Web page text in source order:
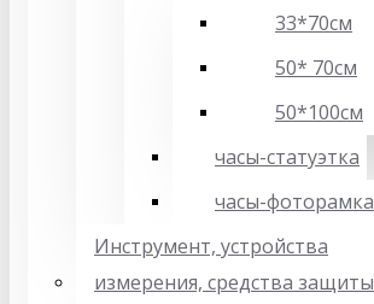
33*70см
50* 70см
50*100см
часы-статуэтка
часы-фоторамка
Инструмент, устройства
измерения, средства защиты